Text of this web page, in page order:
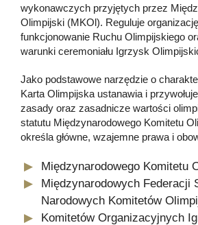
wykonawczych przyjętych przez
Olimpijski (MKOl). Reguluje
funkcjonowanie Ruchu Olimpijskiego
warunki ceremoniału Igrzysk
Jako podstawowe narzędzie o
Karta Olimpijska ustanawia i
zasady oraz zasadnicze wartości
statutu Międzynarodowego Komitetu
określa główne, wzajemne prawa i
Międzynarodowego Komitetu
Międzynarodowych Federacji
Narodowych Komitetów
Komitetów Organizacyjnych